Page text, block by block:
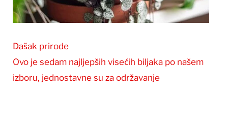
Dašak prirode
Ovo je sedam najljepših visećih biljaka po našem
izboru, jednostavne su za održavanje